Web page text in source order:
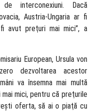
interconexiuni. Dacă
Austria-Ungaria ar fi
avut preţuri mai mici”, a
European, Ursula von
dezvoltarea acestor
va însemna mai multă
mici, pentru că preţurile
oferta, să ai o piaţă cu